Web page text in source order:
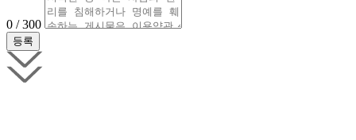
0 / 300